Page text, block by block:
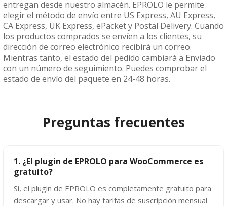
entregan desde nuestro almacén. EPROLO le permite
elegir el método de envío entre US Express, AU Express,
CA Express, UK Express, ePacket y Postal Delivery. Cuando
los productos comprados se envíen a los clientes, su
dirección de correo electrónico recibirá un correo.
Mientras tanto, el estado del pedido cambiará a Enviado
con un número de seguimiento. Puedes comprobar el
estado de envío del paquete en 24-48 horas.
Preguntas frecuentes
1. ¿El plugin de EPROLO para WooCommerce es
gratuito?
Sí, el plugin de EPROLO es completamente gratuito para
descargar y usar. No hay tarifas de suscripción mensual